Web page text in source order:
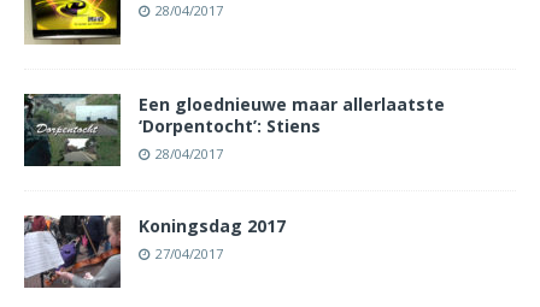
28/04/2017
Een gloednieuwe maar allerlaatste
‘Dorpentocht’: Stiens
28/04/2017
Koningsdag 2017
27/04/2017